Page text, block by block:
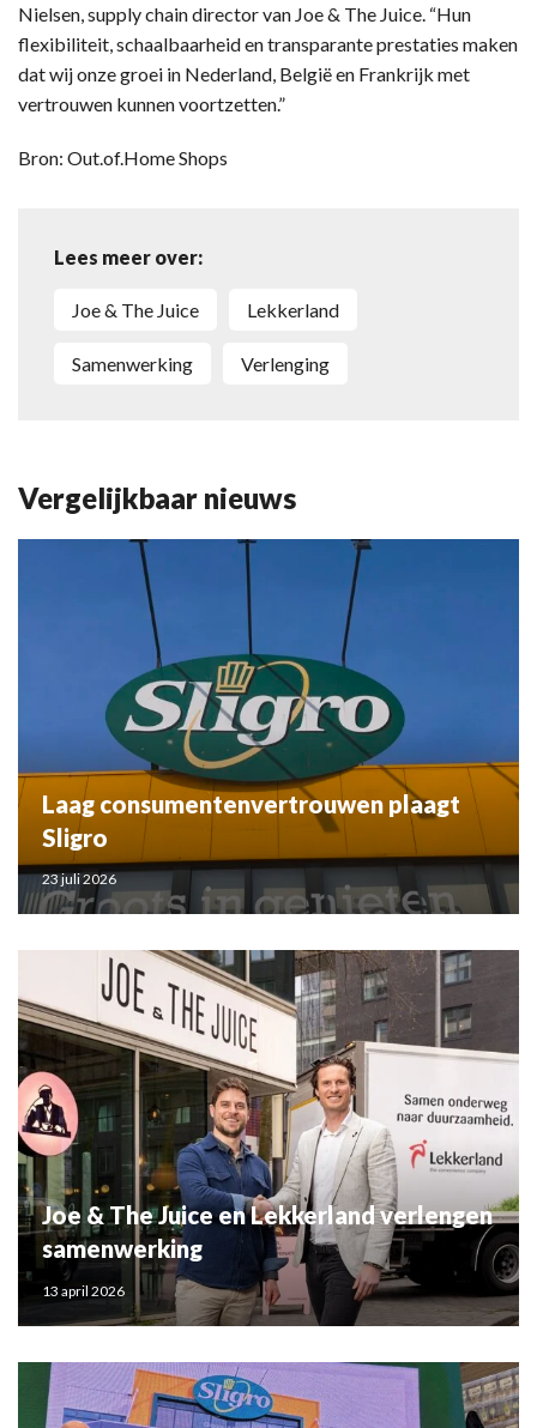
Nielsen, supply chain director van Joe & The Juice. “Hun
flexibiliteit, schaalbaarheid en transparante prestaties maken
dat wij onze groei in Nederland, België en Frankrijk met
vertrouwen kunnen voortzetten.”
Bron: Out.of.Home Shops
Lees meer over:
Joe & The Juice Lekkerland
samenwerking verlenging
Vergelijkbaar nieuws
Laag consumentenvertrouwen plaagt
Sligro
23 juli 2026
Joe & The Juice en Lekkerland verlengen
samenwerking
13 april 2026